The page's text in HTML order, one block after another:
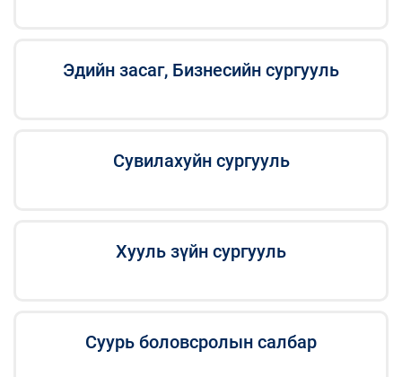
Эдийн засаг, Бизнесийн сургууль
Сувилахуйн сургууль
Хууль зүйн сургууль
Суурь боловсролын салбар